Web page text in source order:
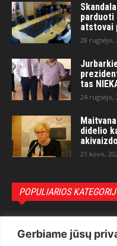
Gerbiame jūsų
parduoti
atstovai
28 rugsėjo,
tas
24 rugsėjo,
didelio
21 kovo,
POPULIARIOS